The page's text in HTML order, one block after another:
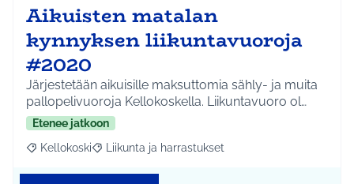
Aikuisten matalan
kynnyksen liikuntavuoroja
#2020
Järjestetään aikuisille maksuttomia sähly- ja muita
pallopelivuoroja Kellokoskella. Liikuntavuoro ol…
Etenee jatkoon
Rajaa tulokset aihepiirin mukaan: Kellokoski
Kellokoski Rajaa tulokset teeman mukaan: Liikunta ja
Liikunta ja harrastukset